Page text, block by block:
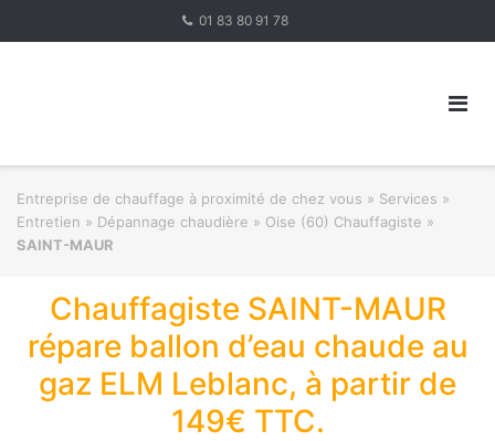
01 83 80 91 78
Entreprise de chauffage à proximité de chez vous » Services »
Entretien » Dépannage chaudière » Oise (60) Chauffagiste »
SAINT-MAUR
Chauffagiste SAINT-MAUR
répare ballon d’eau chaude au
gaz ELM Leblanc, à partir de
149€ TTC.